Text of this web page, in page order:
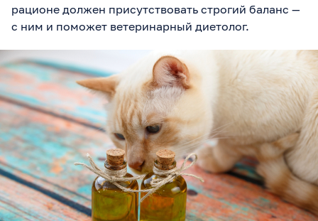
рационе должен присутствовать строгий баланс —
с ним и поможет ветеринарный диетолог.